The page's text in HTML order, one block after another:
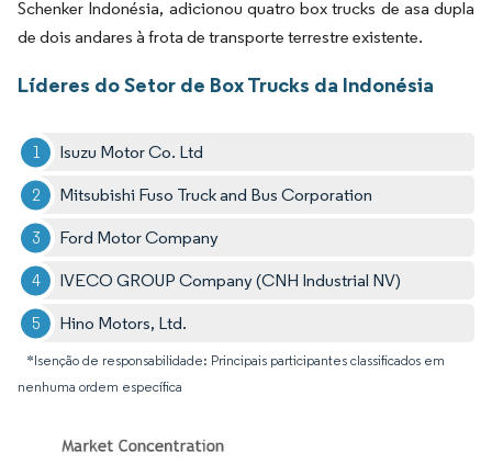
Schenker Indonésia, adicionou quatro box trucks de asa dupla
de dois andares à frota de transporte terrestre existente.
Líderes do Setor de Box Trucks da Indonésia
Isuzu Motor Co. Ltd
Mitsubishi Fuso Truck and Bus Corporation
Ford Motor Company
IVECO GROUP Company (CNH Industrial NV)
Hino Motors, Ltd.
*Isenção de responsabilidade: Principais participantes classificados em
nenhuma ordem específica